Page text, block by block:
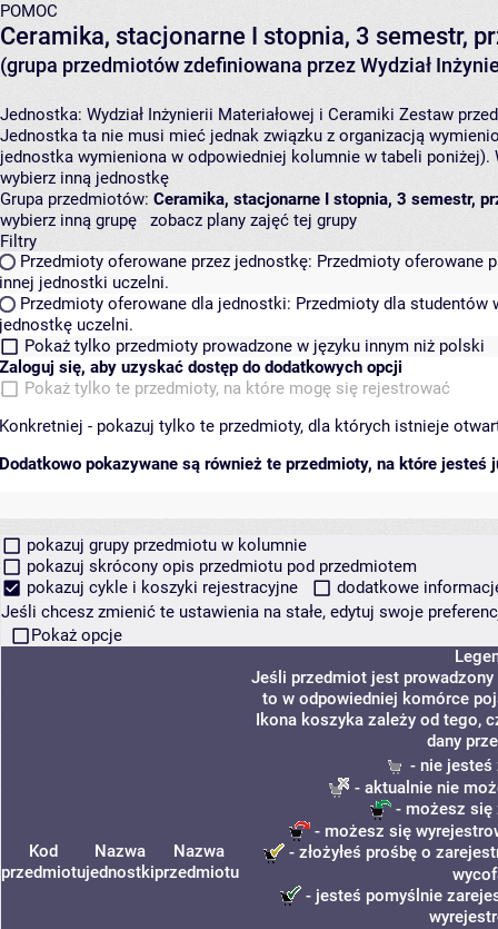
POMOC
Ceramika, stacjonarne I stopnia, 3 semestr,
(grupa przedmiotów zdefiniowana przez Wydział
Jednostka: Wydział Inżynierii Materiałowej i Ceramiki Zestaw
Jednostka ta nie musi mieć jednak związku z organizacją
jednostka wymieniona w odpowiedniej kolumnie w tabeli
wybierz inną jednostkę
Grupa przedmiotów: Ceramika, stacjonarne I stopnia, 3 semestr,
wybierz inną grupę
zobacz plany zajęć tej grupy
Filtry
Przedmioty oferowane przez jednostkę: Przedmioty oferowane
innej jednostki uczelni.
Przedmioty oferowane dla jednostki: Przedmioty dla studentów
jednostkę uczelni.
Pokaż tylko przedmioty prowadzone w języku innym niż polski
Zaloguj się, aby uzyskać dostęp do dodatkowych opcji
Pokaż tylko te przedmioty, na które mogę się rejestrować
Konkretniej - pokazuj tylko te przedmioty, dla których istnieje
Dodatkowo pokazywane są również te przedmioty, na które jesteś
pokazuj grupy przedmiotu w kolumnie
pokazuj skrócony opis przedmiotu pod przedmiotem
pokazuj cykle i koszyki rejestracyjne
dodatkowe
Jeśli chcesz zmienić te ustawienia na stałe, edytuj swoje
Pokaż opcje
Kod
przedmiotu
Nazwa
jednostki
Nazwa
przedmiotu
Jeśli przedmiot jest
to w odpowiedniej komórce
Ikona koszyka zależy od tego,
dany
- nie jesteś
- aktualnie nie
- możesz się
- możesz się
- złożyłeś prośbę o
- jesteś pomyślnie